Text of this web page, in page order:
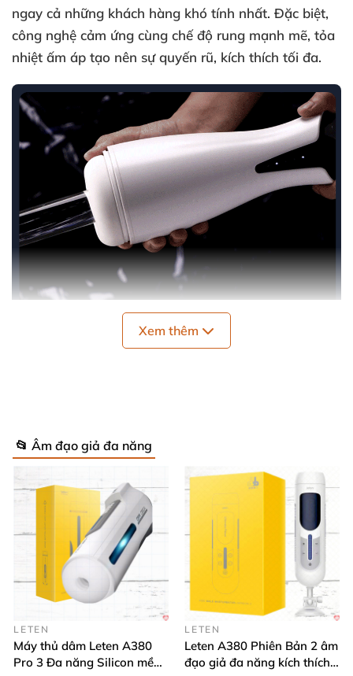
ngay cả những khách hàng khó tính nhất. Đặc biệt,
công nghệ cảm ứng cùng chế độ rung mạnh mẽ, tỏa
nhiệt ấm áp tạo nên sự quyến rũ, kích thích tối đa.
Xem thêm
📂 Âm đạo giả đa năng
LETEN
Máy thủ dâm Leten A380
Pro 3 Đa năng Silicon mềm
LETEN
Leten A380 Phiên Bản 2 âm
đạo giả đa năng kích thích